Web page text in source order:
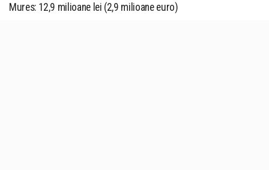
Mures: 12,9 milioane lei (2,9 milioane euro)